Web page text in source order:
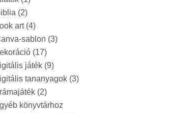
(2)
art(4)
sablon (3)
(17)
játék (9)
tananyagok (3)
(2)
könyvtárhoz